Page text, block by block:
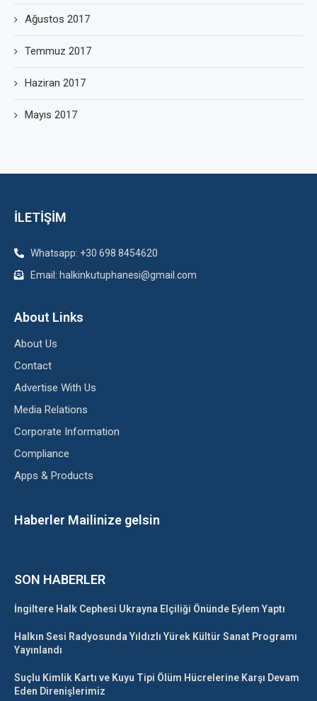
Ağustos 2017
Temmuz 2017
Haziran 2017
Mayıs 2017
İLETİŞİM
Whatsapp: +30 698 8454620
Email: halkinkutuphanesi@gmail.com
About Links
About Us
Contact
Advertise With Us
Media Relations
Corporate Information
Compliance
Apps & Products
Haberler Mailinize gelsin
SON HABERLER
İngiltere Halk Cephesi Ukrayna Elçiliği Önünde Eylem Yaptı
Halkın Sesi Radyosunda Yıldızlı Yürek Kültür Sanat Programı
Yayınlandı
Suçlu Kimlik Kartı ve Kuyu Tipi Ölüm Hücrelerine Karşı Devam
Eden Direnişlerimiz